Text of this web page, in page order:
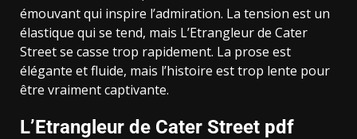
émouvant qui inspire l’admiration. La tension est un
élastique qui se tend, mais L’Etrangleur de Cater
Street se casse trop rapidement. La prose est
élégante et fluide, mais l’histoire est trop lente pour
être vraiment captivante.
L’Etrangleur de Cater Street pdf